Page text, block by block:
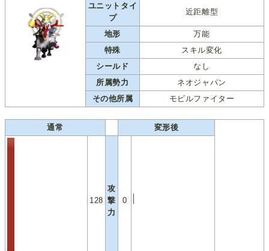
ユニットタイ
プ
近距離型
地形
万能
特殊
スキル変化
シールド
なし
所属勢力
ネオジャパン
その他所属
モビルファイター
通常 変形後
128
攻
撃
力
0